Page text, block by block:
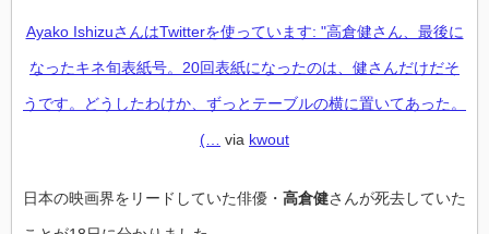
Ayako IshizuさんはTwitterを使っています: "高倉健さん、最後に
なったキネ旬表紙号。20回表紙になったのは、健さんだけだそ
うです。どうしたわけか、ずっとテーブルの横に置いてあった。
(… via kwout
日本の映画界をリードしていた俳優・ 高倉健さんが死去していた